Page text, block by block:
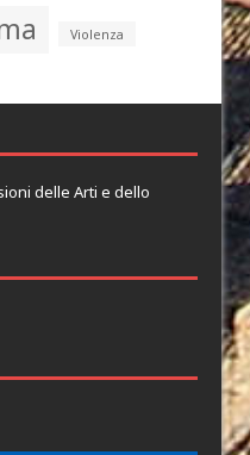
Violenza
delle Arti e dello